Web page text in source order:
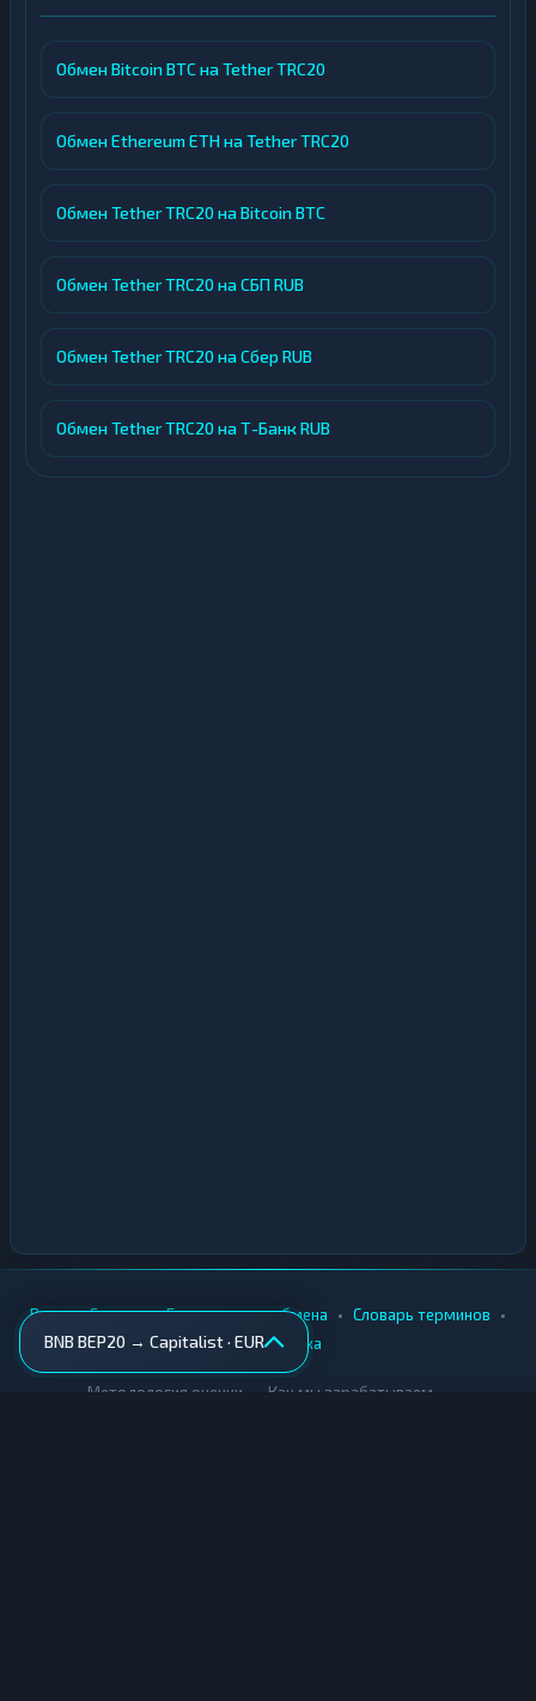
Обмен Bitcoin BTC на Tether TRC20
Обмен Ethereum ETH на Tether TRC20
Обмен Tether TRC20 на Bitcoin BTC
Обмен Tether TRC20 на СБП RUB
Обмен Tether TRC20 на Сбер RUB
Обмен Tether TRC20 на Т-Банк RUB
BNB BEP20 → Capitalist · EUR
Вики • Города • Безопасность обмена • Словарь терминов •
AML-проверка
Методология оценки Как мы зарабатываем